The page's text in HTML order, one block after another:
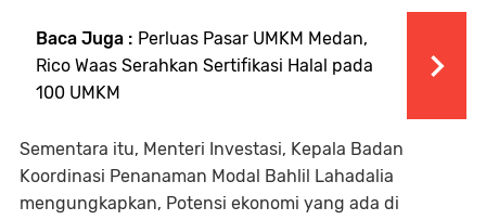
Baca Juga : Perluas Pasar UMKM Medan,
Rico Waas Serahkan Sertifikasi Halal pada
100 UMKM
Sementara itu, Menteri Investasi, Kepala Badan
Koordinasi Penanaman Modal Bahlil Lahadalia
mengungkapkan, Potensi ekonomi yang ada di